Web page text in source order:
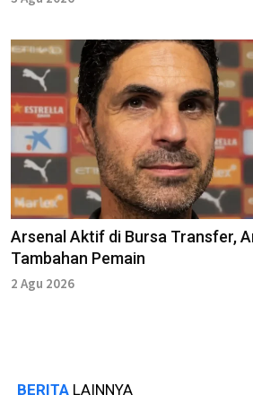
Arsenal Aktif di Bursa Transfer,
Tambahan Pemain
2 Agu 2026
BERITA LAINNYA